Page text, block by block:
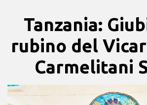
Tanzania:
rubino del
Carmelitani